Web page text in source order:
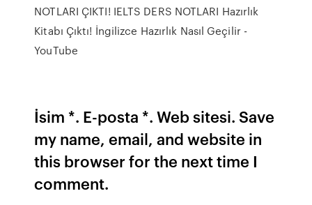
NOTLARI ÇIKTI! IELTS DERS NOTLARI Hazırlık
Kitabı Çıktı! İngilizce Hazırlık Nasıl Geçilir -
YouTube
İsim *. E-posta *. Web sitesi. Save
my name, email, and website in
this browser for the next time I
comment.